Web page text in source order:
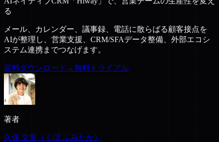
る
メール、カレンダー、議事録、電話に散らばる顧客接点を
AIが整理し、営業支援、CRM/SFAデータ整備、外部エコシ
ステム連携までつなげます。
資料ダウンロード →無料トライアル
著者
久保 文誉（くぼ ふみたか）